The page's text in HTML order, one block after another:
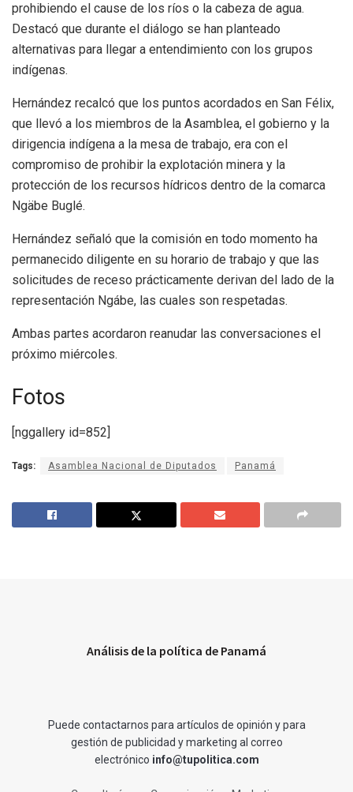
prohibiendo el cause de los ríos o la cabeza de agua.
Destacó que durante el diálogo se han planteado
alternativas para llegar a entendimiento con los grupos
indígenas.
Hernández recalcó que los puntos acordados en San Félix,
que llevó a los miembros de la Asamblea, el gobierno y la
dirigencia indígena a la mesa de trabajo, era con el
compromiso de prohibir la explotación minera y la
protección de los recursos hídricos dentro de la comarca
Ngäbe Buglé.
Hernández señaló que la comisión en todo momento ha
permanecido diligente en su horario de trabajo y que las
solicitudes de receso prácticamente derivan del lado de la
representación Ngábe, las cuales son respetadas.
Ambas partes acordaron reanudar las conversaciones el
próximo miércoles.
Fotos
[nggallery id=852]
Tags: Asamblea Nacional de Diputados Panamá
Análisis de la política de Panamá
Puede contactarnos para artículos de opinión y para
gestión de publicidad y marketing al correo
electrónico info@tupolitica.com